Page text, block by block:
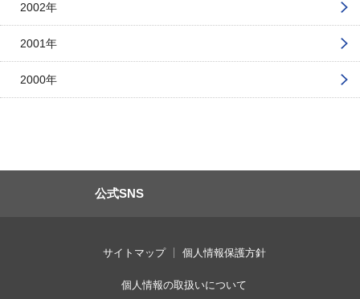
2002年
2001年
2000年
公式SNS
サイトマップ 個人情報保護方針
個人情報の取扱いについて